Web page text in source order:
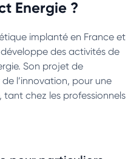
Energie ?
implanté en France et
des activités de
Son projet de
l’innovation, pour une
chez les professionnels